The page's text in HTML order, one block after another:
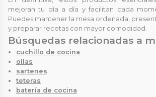
mejoran tu día a día y facilitan cada
Puedes mantener la mesa ordenada,
y preparar recetas con mayor comodidad.
Búsquedas relacionadas a
cuchillo de cocina
ollas
sartenes
teteras
batería de cocina